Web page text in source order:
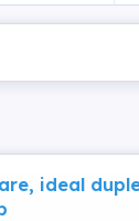
ideal